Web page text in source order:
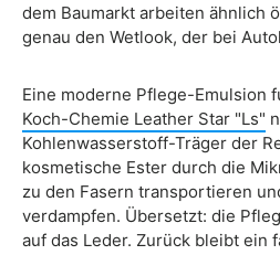
dem Baumarkt arbeiten ähnlich
genau den Wetlook, der bei
Eine moderne Pflege-Emulsion
Koch-Chemie Leather Star "Ls"
Kohlenwasserstoff-Träger der
kosmetische Ester durch die
zu den Fasern transportieren
verdampfen. Übersetzt: die
auf das Leder. Zurück bleibt ein